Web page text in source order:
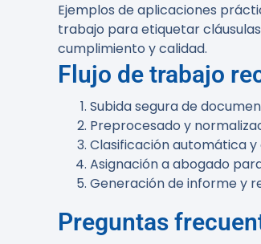
Ejemplos de aplicaciones
trabajo para etiquetar
cumplimiento y calidad.
Flujo de trabajo
Subida segura de
Preprocesado y
Clasificación automática
Asignación a abogado
Generación de informe y
Preguntas